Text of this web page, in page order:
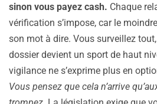
sinon vous payez cash. Chaque
vérification s’impose, car le
son mot à dire. Vous surveillez
dossier devient un sport de haut
vigilance ne s’exprime plus en
Vous pensez que cela n’arrive